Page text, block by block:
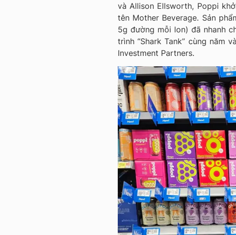
và Allison Ellsworth, Poppi
tên Mother Beverage. Sản
5g đường mỗi lon) đã nhanh
trình “Shark Tank” cùng năm
Investment Partners.